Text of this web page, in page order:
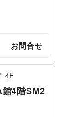
お問合せ
4F
4階SM2